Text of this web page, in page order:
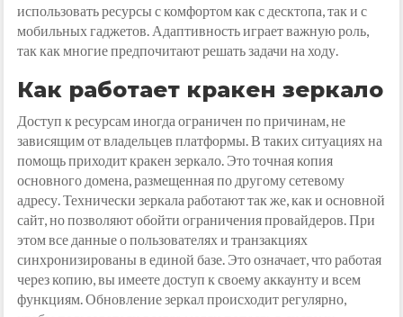
использовать ресурсы с комфортом как с десктопа, так и с
мобильных гаджетов. Адаптивность играет важную роль,
так как многие предпочитают решать задачи на ходу.
Как работает кракен зеркало
Доступ к ресурсам иногда ограничен по причинам, не
зависящим от владельцев платформы. В таких ситуациях на
помощь приходит кракен зеркало. Это точная копия
основного домена, размещенная по другому сетевому
адресу. Технически зеркала работают так же, как и основной
сайт, но позволяют обойти ограничения провайдеров. При
этом все данные о пользователях и транзакциях
синхронизированы в единой базе. Это означает, что работая
через копию, вы имеете доступ к своему аккаунту и всем
функциям. Обновление зеркал происходит регулярно,